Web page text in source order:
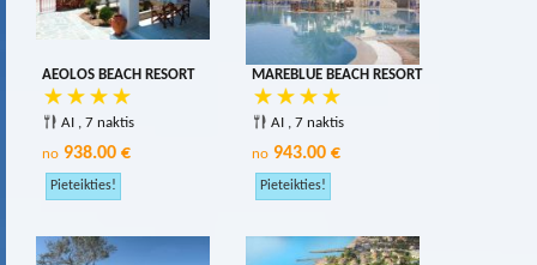
AEOLOS BEACH RESORT
AI , 7 naktis
no 938.00 €
MAREBLUE BEACH RESORT
AI , 7 naktis
no 943.00 €